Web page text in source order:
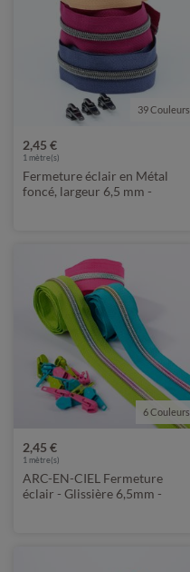
39 Couleurs
2,45 €
1 mètre(s)
Fermeture éclair en Métal
foncé, largeur 6,5 mm -
6 Couleurs
2,45 €
1 mètre(s)
ARC-EN-CIEL Fermeture
éclair - Glissière 6,5mm -